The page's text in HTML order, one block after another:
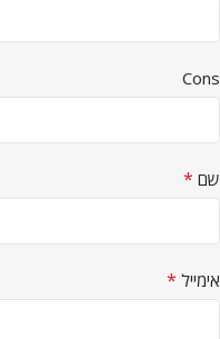
Cons
שם *
אימייל *